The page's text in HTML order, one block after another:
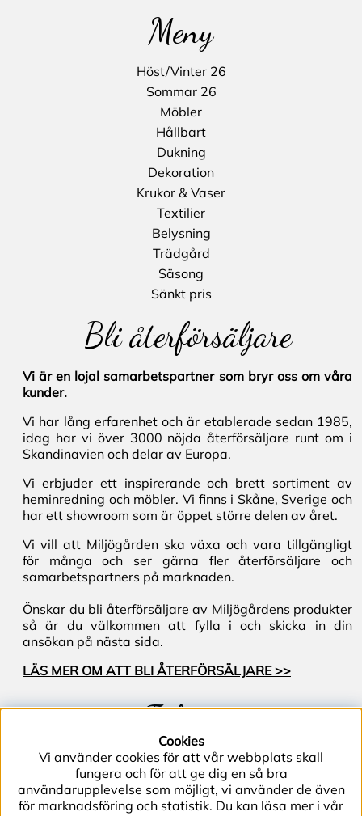
Meny
Höst/Vinter 26
Sommar 26
Möbler
Hållbart
Dukning
Dekoration
Krukor & Vaser
Textilier
Belysning
Trädgård
Säsong
Sänkt pris
Bli återförsäljare
Vi är en lojal samarbetspartner som bryr oss om våra
kunder.
Vi har lång erfarenhet och är etablerade sedan 1985,
idag har vi över 3000 nöjda återförsäljare runt om i
Skandinavien och delar av Europa.
Vi erbjuder ett inspirerande och brett sortiment av
heminredning och möbler. Vi finns i Skåne, Sverige och
har ett showroom som är öppet större delen av året.
Vi vill att Miljögården ska växa och vara tillgängligt
för många och ser gärna fler återförsäljare och
samarbetspartners på marknaden.
Önskar du bli återförsäljare av Miljögårdens produkter
så är du välkommen att fylla i och skicka in din
ansökan på nästa sida.
LÄS MER OM ATT BLI ÅTERFÖRSÄLJARE >>
Följ oss
Cookies
Vi använder cookies för att vår webbplats skall
fungera och för att ge dig en så bra
användarupplevelse som möjligt, vi använder de även
för marknadsföring och statistik. Du kan läsa mer i vår